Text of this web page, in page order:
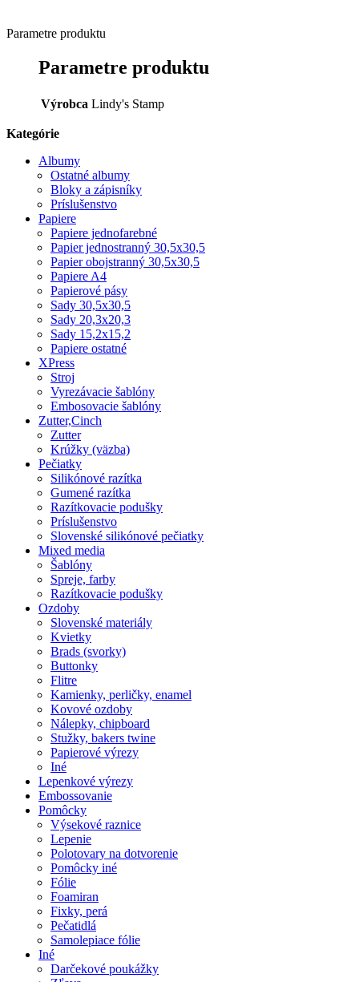
Parametre produktu
Parametre produktu
Výrobca Lindy's Stamp
Kategórie
Albumy
Ostatné albumy
Bloky a zápisníky
Príslušenstvo
Papiere
Papiere jednofarebné
Papier jednostranný 30,5x30,5
Papier obojstranný 30,5x30,5
Papiere A4
Papierové pásy
Sady 30,5x30,5
Sady 20,3x20,3
Sady 15,2x15,2
Papiere ostatné
XPress
Stroj
Vyrezávacie šablóny
Embosovacie šablóny
Zutter,Cinch
Zutter
Krúžky (väzba)
Pečiatky
Silikónové razítka
Gumené razítka
Razítkovacie podušky
Príslušenstvo
Slovenské silikónové pečiatky
Mixed media
Šablóny
Spreje, farby
Razítkovacie podušky
Ozdoby
Slovenské materiály
Kvietky
Brads (svorky)
Buttonky
Flitre
Kamienky, perličky, enamel
Kovové ozdoby
Nálepky, chipboard
Stužky, bakers twine
Papierové výrezy
Iné
Lepenkové výrezy
Embossovanie
Pomôcky
Výsekové raznice
Lepenie
Polotovary na dotvorenie
Pomôcky iné
Fólie
Foamiran
Fixky, perá
Pečatidlá
Samolepiace fólie
Iné
Darčekové poukážky